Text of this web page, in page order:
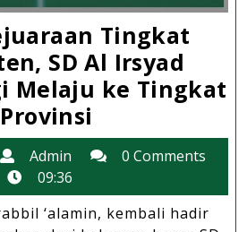
Tingkat
SD Al Irsyad
Melaju ke Tingkat
Provinsi
Kejuaraan
Tingkat
Kabupaten,
SD
23
May
Admin Admin0 Comments
09:36
‘alamin, kembali hadir